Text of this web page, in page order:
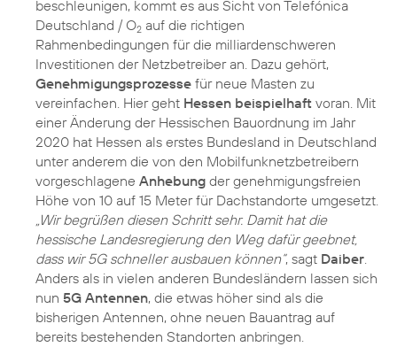
beschleunigen, kommt es aus Sicht von Telefónica
Deutschland / O2 auf die richtigen
Rahmenbedingungen für die milliardenschweren
Investitionen der Netzbetreiber an. Dazu gehört,
Genehmigungsprozesse für neue Masten zu
vereinfachen. Hier geht Hessen beispielhaft voran. Mit
einer Änderung der Hessischen Bauordnung im Jahr
2020 hat Hessen als erstes Bundesland in Deutschland
unter anderem die von den Mobilfunknetzbetreibern
vorgeschlagene Anhebung der genehmigungsfreien
Höhe von 10 auf 15 Meter für Dachstandorte umgesetzt.
„Wir begrüßen diesen Schritt sehr. Damit hat die
hessische Landesregierung den Weg dafür geebnet,
dass wir 5G schneller ausbauen können“, sagt Daiber.
Anders als in vielen anderen Bundesländern lassen sich
nun 5G Antennen, die etwas höher sind als die
bisherigen Antennen, ohne neuen Bauantrag auf
bereits bestehenden Standorten anbringen.